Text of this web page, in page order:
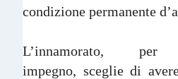
condizione permanente
L’innamorato,
impegno, sceglie di